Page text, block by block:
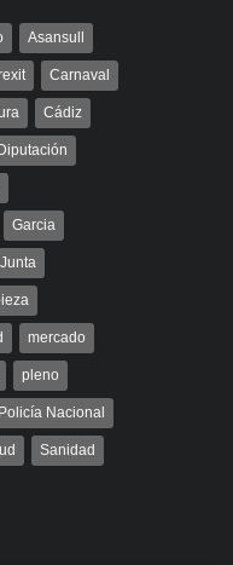
Asansull
Carnaval
Cádiz
Diputación
Garcia
Junta
mercado
pleno
Policía Nacional
Sanidad